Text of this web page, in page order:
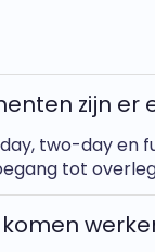
zijn er
two-day en
tot